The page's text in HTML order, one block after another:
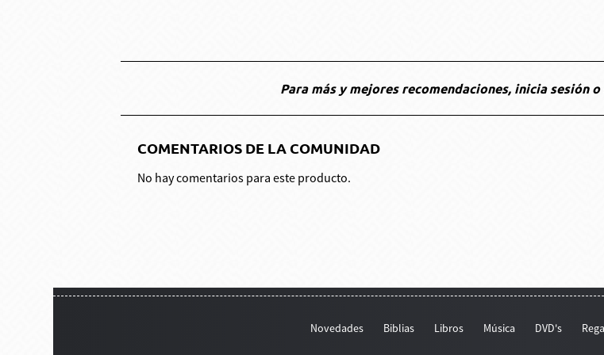
Para más y mejores recomendaciones, inicia sesión
COMENTARIOS DE LA COMUNIDAD
No hay comentarios para este producto.
Novedades Biblias Libros Música DVD's